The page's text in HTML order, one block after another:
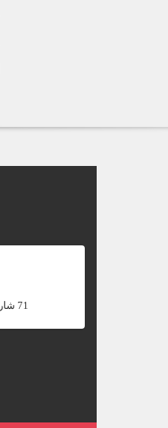
‎71 شارع محرم بك - محرم بك. الاسكندريه